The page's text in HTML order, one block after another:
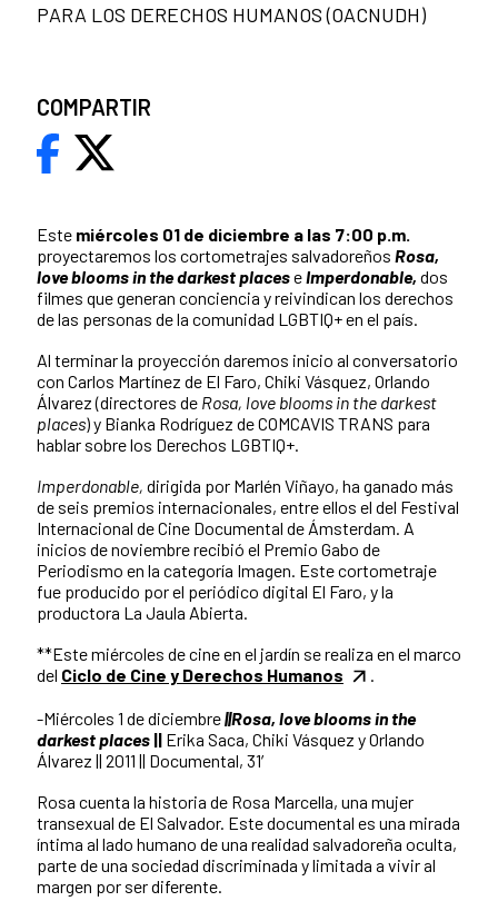
Este miércoles 01 de diciembre a las 7:00 p.m.
proyectaremos los cortometrajes salvadoreños Rosa,
love blooms in the darkest placese Imperdonable, dos
filmes que generan conciencia y reivindican los derechos
de las personas de la comunidad LGBTIQ+ en el país.
Al terminar la proyección daremos inicio al conversatorio
con Carlos Martínez de El Faro, Chiki Vásquez, Orlando
Álvarez (directores de Rosa, love blooms in the darkest
places) y Bianka Rodríguez de COMCAVIS TRANS para
hablar sobre los Derechos LGBTIQ+.
Imperdonable, dirigida por Marlén Viñayo, ha ganado más
de seis premios internacionales, entre ellos el del Festival
Internacional de Cine Documental de Ámsterdam. A
inicios de noviembre recibió el Premio Gabo de
Periodismo en la categoría Imagen. Este cortometraje
fue producido por el periódico digital El Faro, y la
productora La Jaula Abierta.
**Este miércoles de cine en el jardín se realiza en el marco
del Ciclo de Cine y Derechos Humanos
-Miércoles 1 de diciembre||Rosa, love blooms in the
darkest places || Erika Saca, Chiki Vásquez y Orlando
Álvarez || 2011 || Documental, 31′
Rosa cuenta la historia de Rosa Marcella, una mujer
transexual de El Salvador. Este documental es una mirada
íntima al lado humano de una realidad salvadoreña oculta,
parte de una sociedad discriminada y limitada a vivir al
margen por ser diferente.
PARA LOS DERECHOS HUMANOS (OACNUDH)
COMPARTIR